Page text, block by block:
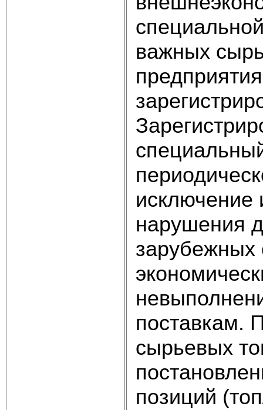
важных
исключение
нарушения
зарубежных
поставкам.
сырьевых
позиций